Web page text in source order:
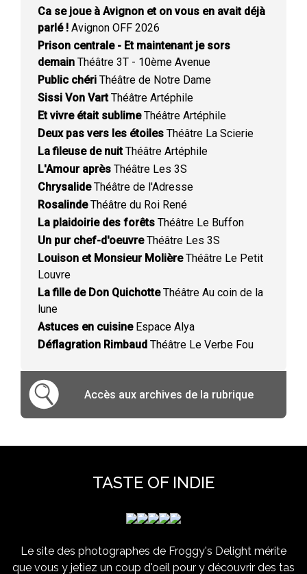
Ca se joue à Avignon et on vous en avait déjà
parlé ! Avignon OFF 2026
Prison centrale - Et maintenant je sors
demain Théâtre 3T - 10ème Avenue
Public chéri Théâtre de Notre Dame
Sissi Von VartThéâtre Artéphile
Et vivre était sublimeThéâtre Artéphile
Deux pas vers les étoiles Théâtre La Scierie
La fileuse de nuitThéâtre Artéphile
L'Amour après Théâtre Les 3S
ChrysalideThéâtre de l'Adresse
RosalindeThéâtre du Roi René
La plaidoirie des forêts Théâtre Le Buffon
Un pur chef-d'oeuvreThéâtre Les 3S
Louison et Monsieur MolièreThéâtre Le Petit
Louvre
La fille de Don QuichotteThéâtre Au coin de la
lune
Astuces en cuisineEspace Alya
Déflagration Rimbaud Théâtre Le Verbe Fou
Accès aux archives de la rubrique
TASTE OF INDIE
Le site des photographes de Froggy's Delight mérite
que vous y jetiez un coup d'oeil pour y découvrir des tas